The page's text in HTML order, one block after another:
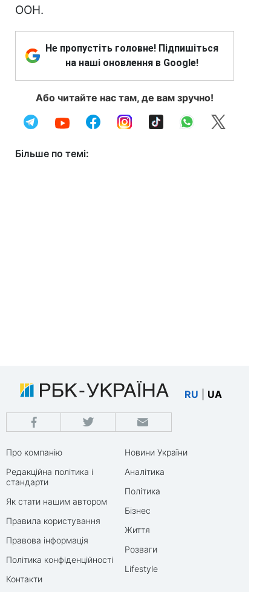
ООН.
Не пропустіть головне! Підпишіться
на наші оновлення в Google!
Або читайте нас там, де вам зручно!
Більше по темі:
RU UA
Про компанію
Редакційна політика і
стандарти
Як стати нашим автором
Правила користування
Правова інформація
Політика конфіденційності
Контакти
Новини України
Аналітика
Політика
Бізнес
Життя
Розваги
Lifestyle